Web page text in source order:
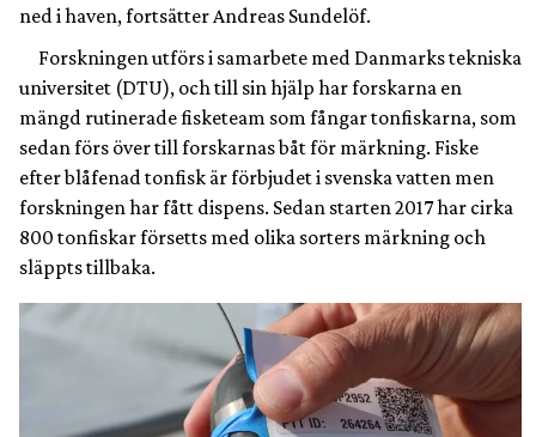
ned i haven, fortsätter Andreas Sundelöf.
Forskningen utförs i samarbete med Danmarks tekniska
universitet (DTU), och till sin hjälp har forskarna en
mängd rutinerade fisketeam som fångar tonfiskarna, som
sedan förs över till forskarnas båt för märkning. Fiske
efter blåfenad tonfisk är förbjudet i svenska vatten men
forskningen har fått dispens. Sedan starten 2017 har cirka
800 tonfiskar försetts med olika sorters märkning och
släppts tillbaka.